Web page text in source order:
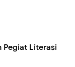
Pegiat Literasi